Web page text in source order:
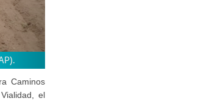
Caminos
el